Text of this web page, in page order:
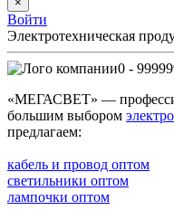
Войти
Электротехническая
0 -
«МЕГАСВЕТ» —
большим выбором
предлагаем:
кабель и провод оптом
светильники оптом
лампочки оптом